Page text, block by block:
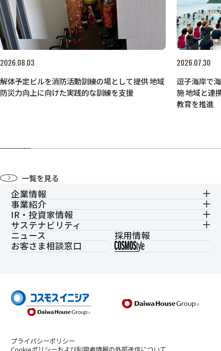
2026.08.03
解体予定ビルを消防活動訓練の場として提供 地域
防災力向上に向けた実践的な訓練を支援
2026.07.30
逗子海岸で
施 地域と連
教育を推進
一覧を見る
企業情報
事業紹介
IR・投資家情報
サステナビリティ
ニュース
採用情報
お客さま相談窓口
プライバシーポリシー